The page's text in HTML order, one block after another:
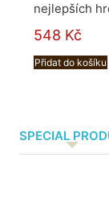
nejlepších
548 Kč
Přidat do košíku
SPECIAL